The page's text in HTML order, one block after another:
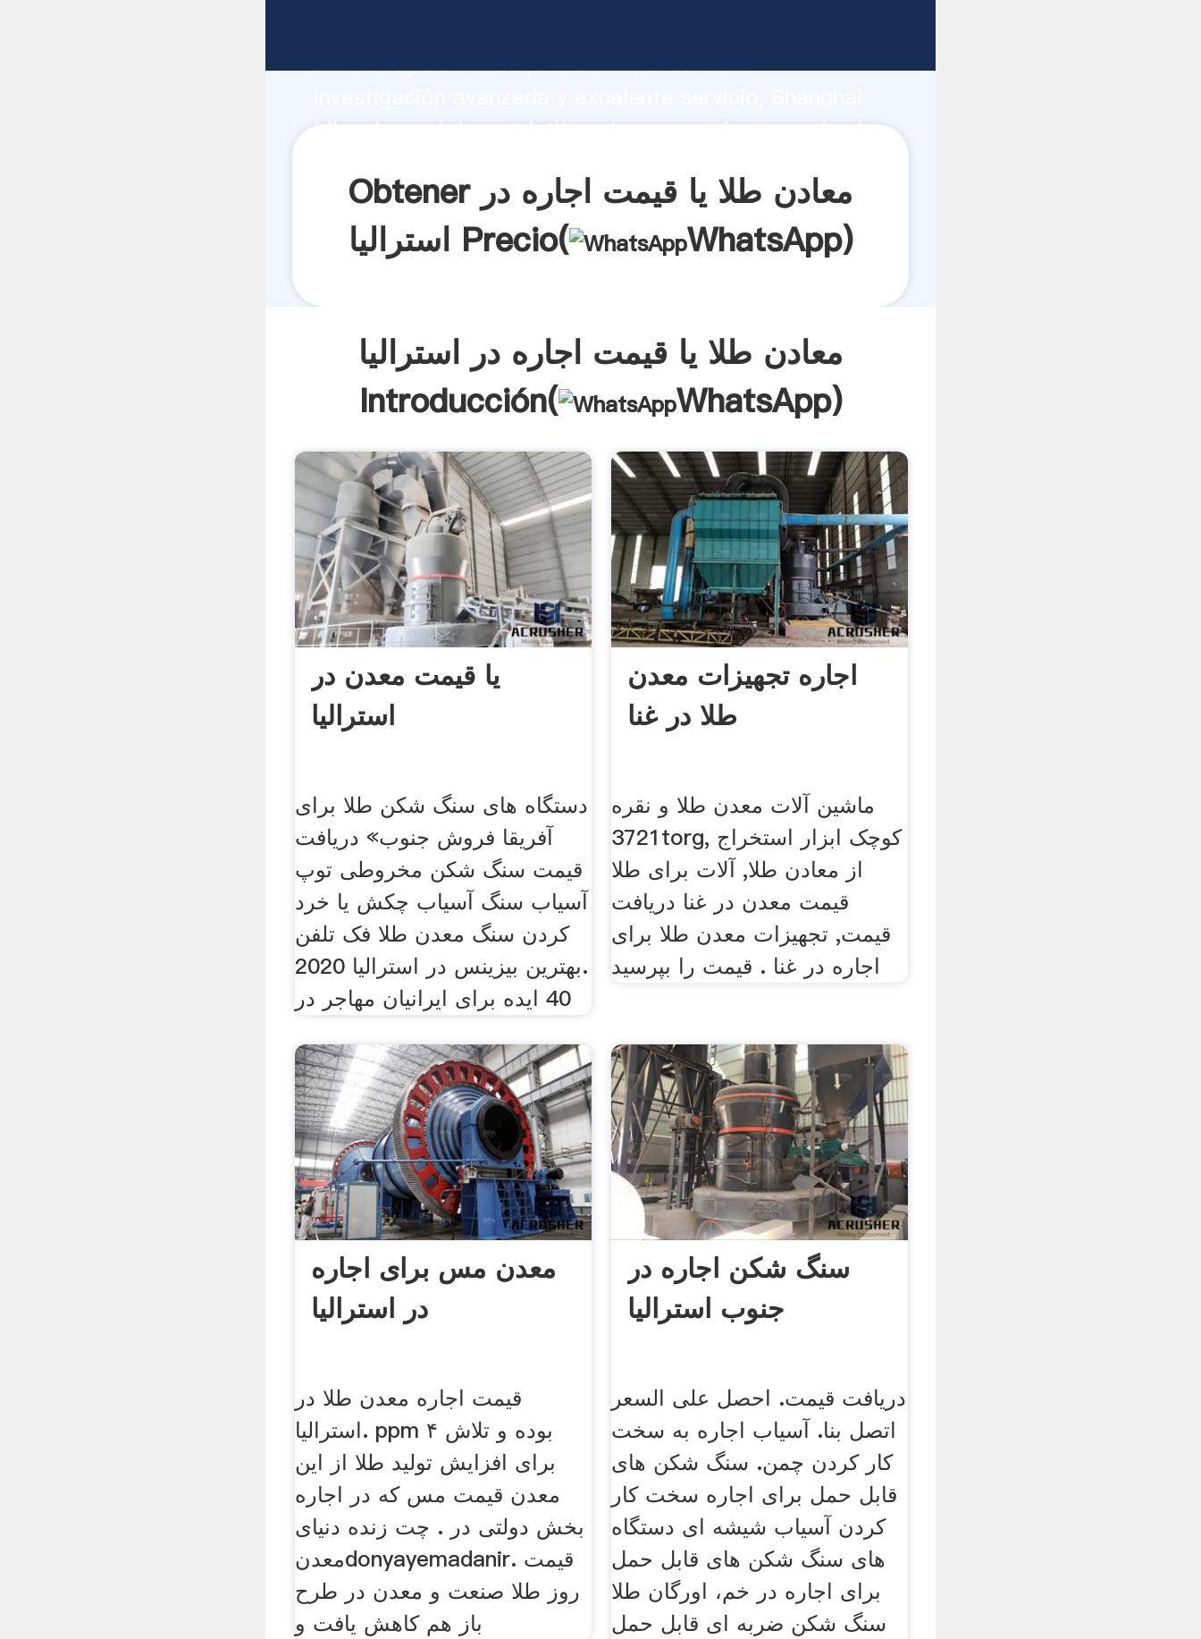
fuerte capacidad de producción, fuerza de
معادن طلا یا قیمت اجاره در استرالیا proveedor crea el valor
Obtener معادن طلا یا قیمت اجاره در
استرالیا Precio(
WhatsApp)
معادن طلا یا قیمت اجاره در استرالیا
Introducción(
WhatsApp)
یا قیمت معدن در
استرالیا
دستگاه های سنگ شکن طلا برای
آفریقا فروش جنوب» دریافت
قیمت سنگ شکن مخروطی توپ
آسیاب سنگ آسیاب چکش یا خرد
کردن سنگ معدن طلا فک تلفن
.بهترین بیزینس در استرالیا 2020
40 ایده برای ایرانیان مهاجر در
اجاره تجهیزات معدن
طلا در غنا
ماشین آلات معدن طلا و نقره
3721torg, کوچک ابزار استخراج
از معادن طلا, آلات برای طلا
قیمت معدن در غنا دریافت
قیمت, تجهیزات معدن طلا برای
اجاره در غنا . قیمت را بپرسید
معدن مس برای اجاره
در استرالیا
قیمت اجاره معدن طلا در
استرالیا. ppm ۴ بوده و تلاش
برای افزایش تولید طلا از این
معدن قیمت مس که در اجاره
بخش دولتی در . چت زنده دنیای
معدنdonyayemadanir. قیمت
روز طلا صنعت و معدن در طرح
باز هم کاهش یافت و
سنگ شکن اجاره در
جنوب استرالیا
دریافت قیمت. احصل على السعر
اتصل بنا. آسیاب اجاره به سخت
کار کردن چمن. سنگ شکن های
قابل حمل برای اجاره سخت کار
کردن آسیاب شیشه ای دستگاه
های سنگ شکن های قابل حمل
برای اجاره در خم، اورگان طلا
سنگ شکن ضربه ای قابل حمل